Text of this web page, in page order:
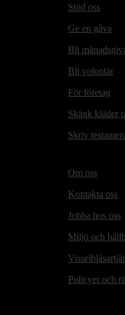
Stöd oss
Ge en gåva
Bli
Bli volontär
För företag
Skänk kläder
Skriv
Om oss
Kontakta oss
Jobba hos oss
Miljö och
Policyer och